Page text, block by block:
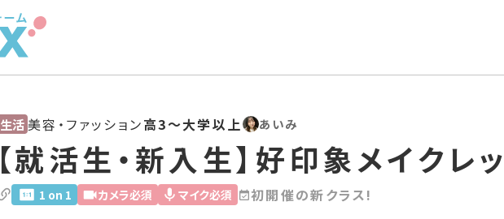
生活 美容・ファッション高3〜大学以上 あいみ
【就活生・新入生】好印象メイクレ
1 on 1 カメラ必須 マイク必須 初開催の新クラス!